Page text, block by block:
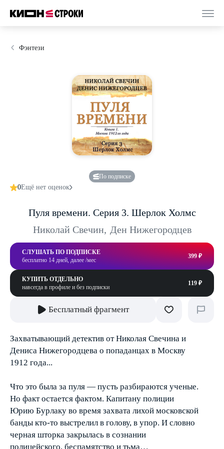
Фэнтези
По подписке
0Ещё нет оценок
Пуля времени. Серия 3. Шерлок Холмс
Николай Свечин, Ден Нижегородцев
СЛУШАТЬ ПО ПОДПИСКЕ
бесплатно 14 дней, далее /мес
399 ₽
КУПИТЬ ОТДЕЛЬНО
навсегда в профиле и без подписки
119 ₽
Бесплатный фрагмент
Захватывающий детектив от Николая Свечина и
Дениса Нижегородцева о попаданцах в Москву
1912 года...
Что это была за пуля — пусть разбираются ученые.
Но факт остается фактом. Капитану полиции
Юрию Бурлаку во время захвата лихой московской
банды кто-то выстрелил в голову, в упор. И словно
черная шторка закрылась в сознании
полицейского, беспамятство и тьма…